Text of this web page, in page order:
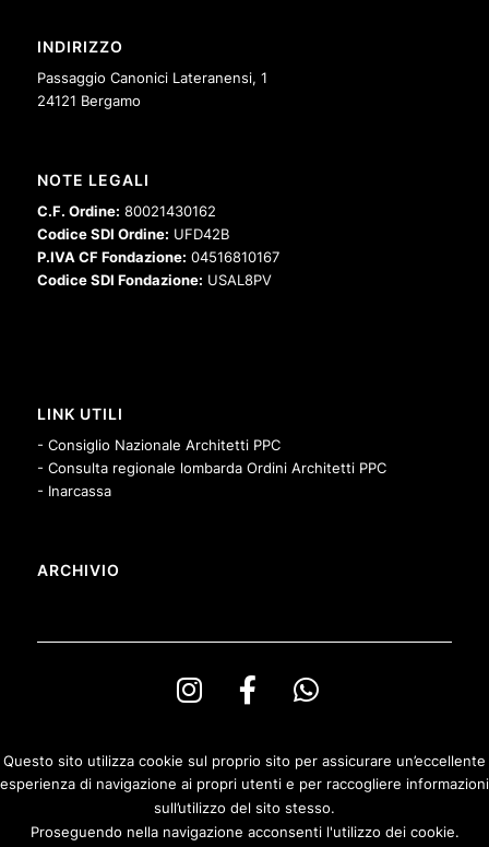
INDIRIZZO
Passaggio Canonici Lateranensi, 1
24121 Bergamo
NOTE LEGALI
C.F. Ordine: 80021430162
Codice SDI Ordine: UFD42B
P.IVA CF Fondazione: 04516810167
Codice SDI Fondazione: USAL8PV
LINK UTILI
- Consiglio Nazionale Architetti PPC
- Consulta regionale lombarda Ordini Architetti PPC
- Inarcassa
ARCHIVIO
© Copyright Ordine degli Architetti PPeC della Provincia di Bergamo e
Fondazione Architetti Bergamo
Questo sito utilizza cookie sul proprio sito per assicurare un’eccellente
esperienza di navigazione ai propri utenti e per raccogliere informazioni
sull’utilizzo del sito stesso.
Proseguendo nella navigazione acconsenti l'utilizzo dei cookie.